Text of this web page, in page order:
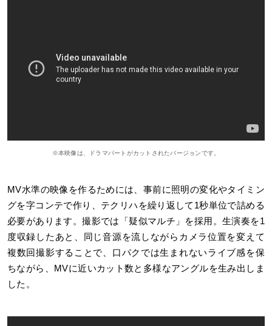
※本映像は、ドラマパートがカットされたバージョンです。
MV水準の映像を作るためには、事前に照明の変化やタイミン
グを字コンテで作り、テクリハを繰り返して1秒単位で詰める
必要があります。撮影では「疑似マルチ」を採用。生演奏を1
度収録したあと、同じ音源を流しながらカメラ位置を変えて
複数回撮影することで、口パクでは生まれないライブ感を保
ちながら、MVに近いカット数と多様なアングルを生み出しま
した。